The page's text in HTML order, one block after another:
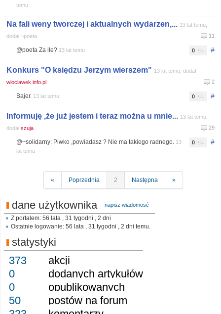
temu
Na fali weny tworczej i aktualnych wydarzen,... 13 lat temu,
dodał ~poeta
11
#
0
@poeta Za ile? 13 lat temu
Konkurs "O księdzu Jerzym wierszem" 13 lat temu, dodał
wloclawek.info.pl
2
#
0
Bajer. 13 lat temu
Informuję ,że już jestem i teraz można u mnie... 13 lat temu,
dodał szuja 29
#
0
@~solidarny: Piwko ,powiadasz ? Nie ma takiego radnego. 13
lat temu
« Poprzednia 2 Następna »
dane użytkownika napisz wiadomosć
Z portalem: 56 lata , 31 tygodni , 2 dni
Ostatnie logowanie: 56 lata , 31 tygodni , 2 dni temu.
statystyki
373
akcji
0
dodanych artykułów
0
opublikowanych
50
postów na forum